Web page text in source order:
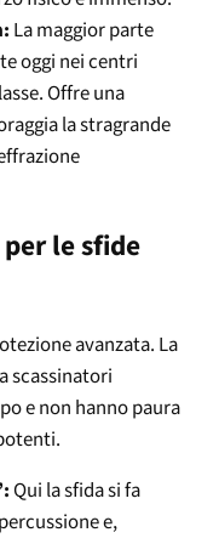
La maggior parte
oggi nei centri
Offre una
la stragrande
per le sfide
avanzata. La
scassinatori
e non hanno paura
Qui la sfida si fa
e,